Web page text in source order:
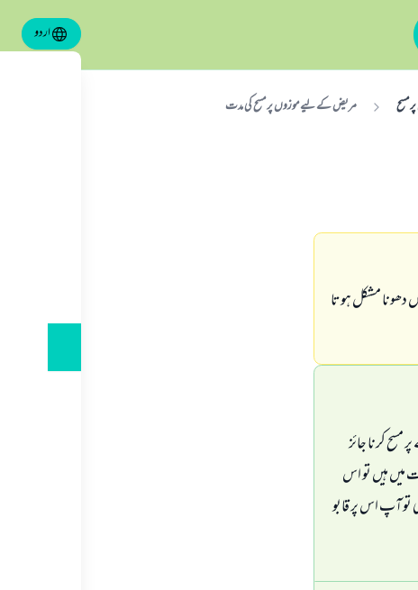
اردو
مسح مریض کے لیے موزوں پر مسح کی مدت
مشکل ہوتا
کرنا جائز
میں ہیں تو اس
آپ اس پر قابو